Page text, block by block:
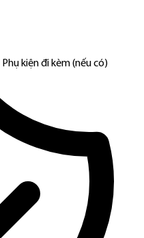
kiện đi kèm (nếu có)